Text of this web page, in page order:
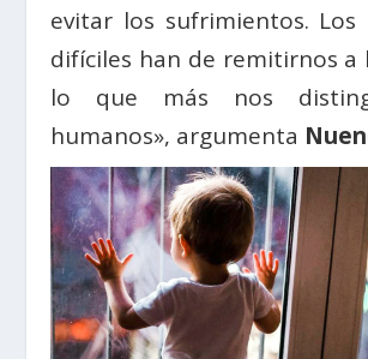
evitar los sufrimientos. Los
difíciles han de remitirnos a
lo que más nos
humanos», argumenta